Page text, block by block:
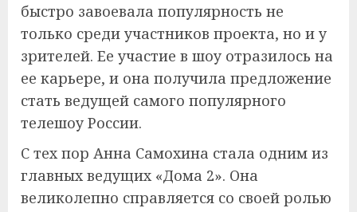
быстро завоевала популярность не
только среди участников проекта, но и у
зрителей. Ее участие в шоу отразилось на
ее карьере, и она получила предложение
стать ведущей самого популярного
телешоу России.
С тех пор Анна Самохина стала одним из
главных ведущих «Дома 2». Она
великолепно справляется со своей ролью